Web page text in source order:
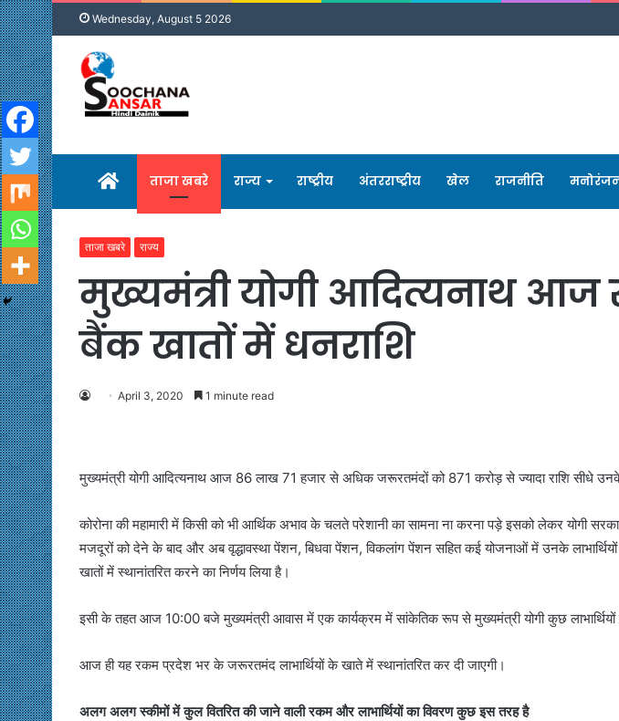
Wednesday, August 5 2026
होम ताजा खबरे राज्य राष्ट्रीय अंतरराष्ट्रीय खेल राजनीति
ताजा खबरे राज्य
मुख्यमंत्री योगी आदित्यनाथ
बैंक खातों में धनराशि
April 3, 2020 1 minute read
मुख्यमंत्री योगी आदित्यनाथ आज 86 लाख 71 हजार से अधिक जरूरतमंदों को 871 करोड़ से ज्यादा राशि सीधे
कोरोना की महामारी में किसी को भी आर्थिक अभाव के चलते परेशानी का सामना ना करना पड़े इसको लेकर योगी
मजदूरों को देने के बाद और अब वृद्धावस्था पेंशन, बिधवा पेंशन, विकलांग पेंशन सहित कई योजनाओं में उनके
खातों में स्थानांतरित करने का निर्णय लिया है।
इसी के तहत आज 10:00 बजे मुख्यमंत्री आवास में एक कार्यक्रम में सांकेतिक रूप से मुख्यमंत्री योगी कुछ लाभार्थियों
आज ही यह रकम प्रदेश भर के जरूरतमंद लाभार्थियों के खाते में स्थानांतरित कर दी जाएगी।
अलग अलग स्कीमों में कुल वितरित की जाने वाली रकम और लाभार्थियों का विवरण कुछ इस तरह है